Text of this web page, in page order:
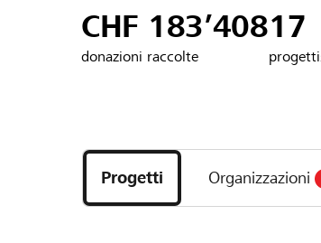
CHF 183’408
donazioni raccolte
17
progetti
i
progetti
e
Progetti Organizzazioni